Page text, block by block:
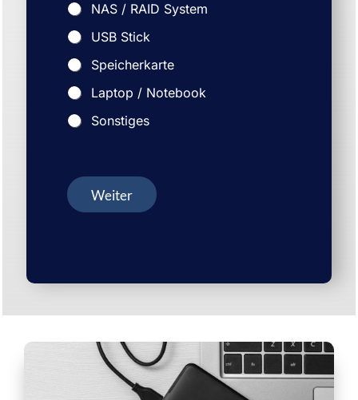
NAS / RAID System
USB Stick
Speicherkarte
Laptop / Notebook
Sonstiges
Weiter